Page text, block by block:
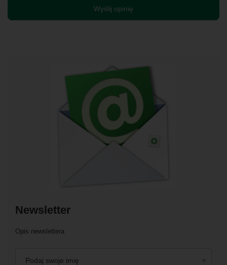
Wyślij opinię
Newsletter
Opis newslettera
Podaj swoje imię